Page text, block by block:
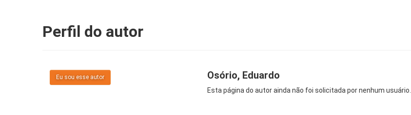
Perfil do autor
Eu sou esse autor Osório, Eduardo
Esta página do autor ainda não foi solicitada por nenhum usuário.